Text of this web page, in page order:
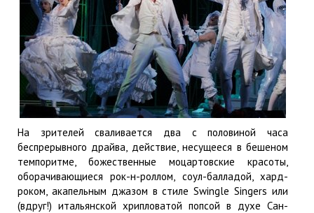
На зрителей сваливается два с половиной часа
беспрерывного драйва, действие, несущееся в бешеном
темпоритме, божественные моцартовские красоты,
оборачивающиеся рок-н-роллом, соул-балладой, хард-
роком, акапельным джазом в стиле Swingle Singers или
(вдруг!) итальянской хрипловатой попсой в духе Сан-